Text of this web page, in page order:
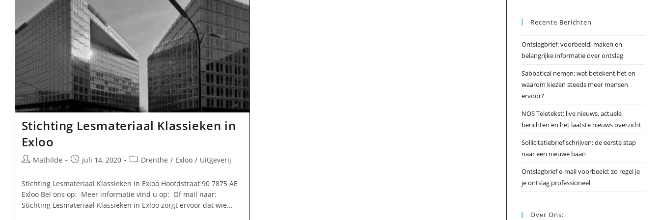
Stichting Lesmateriaal Klassieken in
Exloo
BerichtMathilde
Bericht
op:
juli 14, 2020 Berichtcategorie:
Drenthe / Exloo / Uitgeverij
Stichting Lesmateriaal Klassieken in Exloo Hoofdstraat 90 7875 AE
Exloo Bel ons op: Meer informatie vind u op: Of mail naar:
Stichting Lesmateriaal Klassieken in Exloo zorgt ervoor dat wie…
Recente Berichten
Ontslagbrief: voorbeeld, maken en
belangrijke informatie over ontslag
Sabbatical nemen: wat betekent het en
waarom kiezen steeds meer mensen
ervoor?
NOS Teletekst: live nieuws, actuele
berichten en het laatste nieuws overzicht
Sollicitatiebrief schrijven: de eerste stap
naar een nieuwe baan
Ontslagbrief e-mail voorbeeld: zo regel je
je ontslag professioneel
Over Ons: